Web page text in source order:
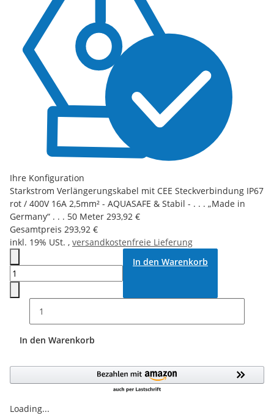
Ihre Konfiguration
Starkstrom Verlängerungskabel mit CEE Steckverbindung IP67
rot / 400V 16A 2,5mm² - AQUASAFE & Stabil - . . . „Made in
Germany“ . . . 50 Meter 293,92 €
Gesamtpreis 293,92 €
inkl. 19% USt. , versandkostenfreie Lieferung
In den Warenkorb
In den Warenkorb
Loading...